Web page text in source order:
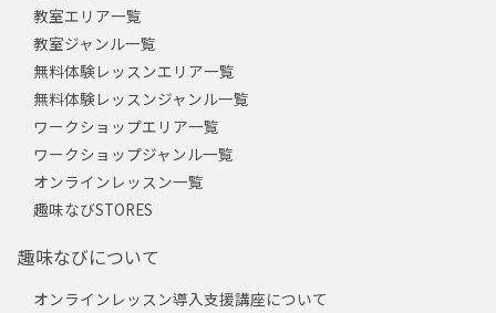
教室エリア一覧
教室ジャンル一覧
無料体験レッスンエリア一覧
無料体験レッスンジャンル一覧
ワークショップエリア一覧
ワークショップジャンル一覧
オンラインレッスン一覧
趣味なびSTORES
趣味なびについて
オンラインレッスン導入支援講座について